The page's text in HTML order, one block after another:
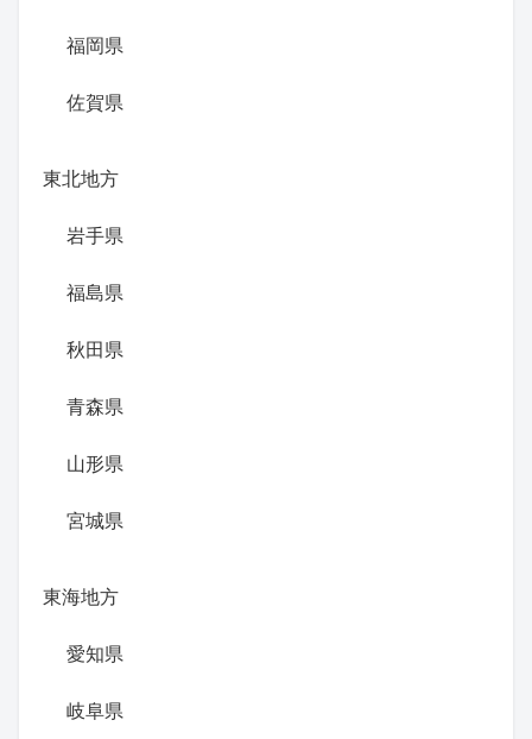
福岡県
佐賀県
東北地方
岩手県
福島県
秋田県
青森県
山形県
宮城県
東海地方
愛知県
岐阜県